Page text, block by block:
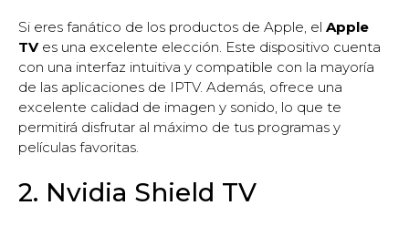
Si eres fanático de los productos de Apple, el Apple
TVes una excelente elección. Este dispositivo cuenta
con una interfaz intuitiva y compatible con la mayoría
de las aplicaciones de IPTV. Además, ofrece una
excelente calidad de imagen y sonido, lo que te
permitirá disfrutar al máximo de tus programas y
películas favoritas.
2. Nvidia Shield TV